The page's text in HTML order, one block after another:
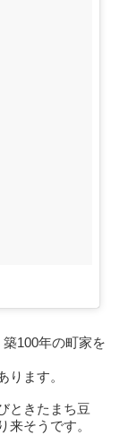
100年の町家を
ります。
ときたまち豆
来そうです。